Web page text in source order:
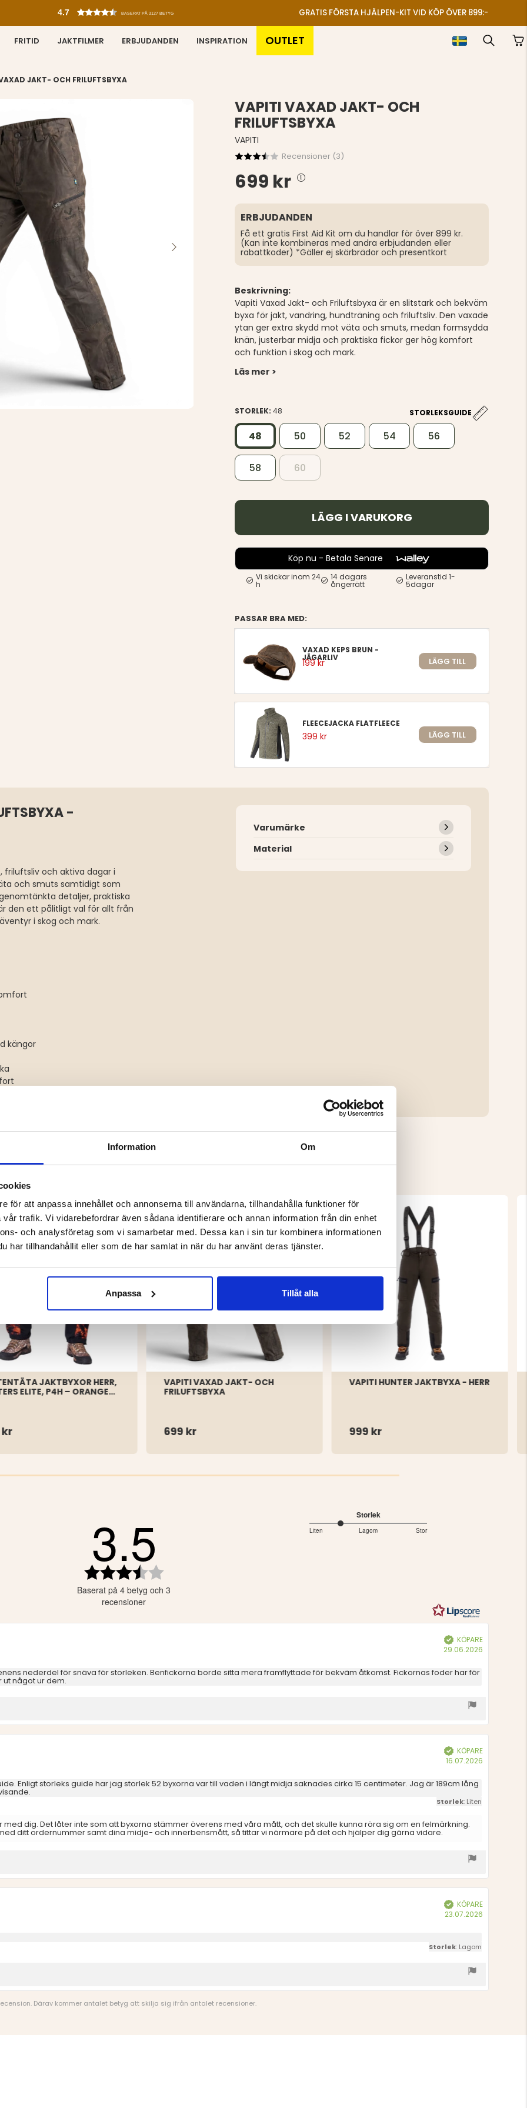
Information Om
för att anpassa innehållet och annonserna till användarna, tillhandahålla funktioner för
trafik. Vi vidarebefordrar även sådana identifierare och annan information från din enhet
och analysföretag som vi samarbetar med. Dessa kan i sin tur kombinera informationen
har tillhandahållit eller som de har samlat in när du har använt deras tjänster.
Anpassa Tillåt alla
4.7 BASERAT PÅ 3127 BETYG GRATIS FÖRSTA HJÄLPEN-KIT VID KÖP ÖVER 899:-
FRITID JAKTFILMER ERBJUDANDEN INSPIRATION OUTLET
JAKT- OCH FRILUFTSBYXA
VAPITI VAXAD JAKT- OCH
FRILUFTSBYXA
VAPITI
Recensioner (3)
699 kr
ERBJUDANDEN
Få ett gratis First Aid Kit om du handlar för över 899 kr.
(Kan inte kombineras med andra erbjudanden eller
rabattkoder) *Gäller ej skärbrädor och presentkort
Beskrivning:
Vapiti Vaxad Jakt- och Friluftsbyxa är en slitstark och bekväm
byxa för jakt, vandring, hundträning och friluftsliv. Den vaxade
ytan ger extra skydd mot väta och smuts, medan formsydda
knän, justerbar midja och praktiska fickor ger hög komfort
och funktion i skog och mark.
Läs mer >
STORLEK:48 STORLEKSGUIDE
48 50 52 54 56
58 60
LÄGG I VARUKORG
Köp nu - Betala Senare
Vi skickar inom 24
h
14 dagars
ångerrätt
Leveranstid 1-
5dagar
PASSAR BRA MED:
VAXAD KEPS BRUN -
JÄGARLIV
199 kr LÄGG TILL
FLEECEJACKA FLATFLEECE
399 kr LÄGG TILL
-
friluftsliv och aktiva dagar i
och smuts samtidigt som
detaljer, praktiska
den ett pålitligt val för allt från
i skog och mark.
kängor
Varumärke
Material
DU KANSKE OCKSÅ ÄR INTRESSERAD AV
JAKTBYXOR HERR,
ELITE, P4H – ORANGE
VAPITI VAXAD JAKT- OCH
FRILUFTSBYXA
699 kr
VAPITI HUNTER JAKTBYXA - HERR
999 kr
3.5
utav
Baserat på 4 betyg och 3
recensioner
Storlek
Liten Lagom Stor
2
Bekräftad
KÖPARE
29.06.2026
nederdel för snäva för storleken. Benfickorna borde sitta mera framflyttade för bekväm åtkomst. Fickornas foder har för
ut något ur dem.
Bekräftad
KÖPARE
16.07.2026
Enligt storleks guide har jag storlek 52 byxorna var till vaden i längt midja saknades cirka 15 centimeter. Jag är 189cm lång
Storlek: Liten
med dig. Det låter inte som att byxorna stämmer överens med våra mått, och det skulle kunna röra sig om en felmärkning.
ditt ordernummer samt dina midje- och innerbensmått, så tittar vi närmare på det och hjälper dig gärna vidare.
Bekräftad
KÖPARE
23.07.2026
Storlek: Lagom
Därav kommer antalet betyg att skilja sig ifrån antalet recensioner.